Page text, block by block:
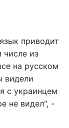
приводит
числе из
на русском
видели
с украинцем
не видел", -